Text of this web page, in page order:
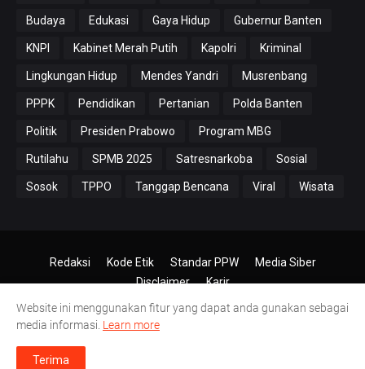
Budaya Edukasi Gaya Hidup Gubernur Banten
KNPI Kabinet Merah Putih Kapolri Kriminal
Lingkungan Hidup Mendes Yandri Musrenbang
PPPK Pendidikan Pertanian Polda Banten
Politik Presiden Prabowo Program MBG
Rutilahu SPMB 2025 Satresnarkoba Sosial
Sosok TPPO Tanggap Bencana Viral Wisata
© 2024-2026PT.Antero Inti Media
Redaksi Kode Etik Standar PPW
Media Siber
Disclaimer
Karir
Website ini menggunakan fitur yang dapat anda gunakan sebagai
media informasi. Learn more
Terima
Jumlah Peserta dibawah 300 Orang